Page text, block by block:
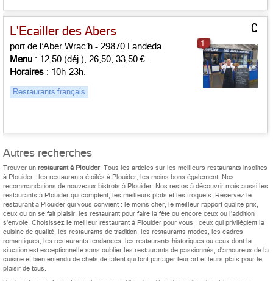
L'Ecailler des Abers €
port de l’Aber Wrac’h - 29870 Landeda
Menu : 12,50 (déj.), 26,50, 33,50 €.
Horaires : 10h-23h.
1
Restaurants français
Autres recherches
Trouver un restaurant à Plouider. Tous les articles sur les meilleurs restaurants insolites
à Plouider : les restaurants étoilés à Plouider, les moins bons également. Nos
recommandations de nouveaux bistrots à Plouider. Nos restos à découvrir mais aussi les
restaurants à Plouider qui comptent, les meilleurs plats et les troquets. Réservez le
restaurant à Plouider qui vous convient : le moins cher, le meilleur rapport qualité prix,
ceux ou on se fait plaisir, les restaurant pour faire la fête ou encore ceux ou l'addition
s'envole. Choisissez le meilleur restaurant à Plouider pour vous : ceux qui privilégient la
cuisine de qualité, les restaurants de tradition, les restaurants modes, les cadres
romantiques, les restaurants tendances, les restaurants historiques ou ceux dont la
situation est exceptionnelle sans oublier les restaurants de passionnés, d'amoureux de la
cuisine et bien entendu de chefs de talent qui font partager leur art et leurs plats pour le
plaisir de tous.